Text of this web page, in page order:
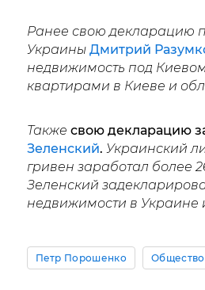
Ранее свою декларацию
Украины Дмитрий
недвижимость под
квартирами в Киеве и
Также свою декларацию
Зеленский. Украинский
гривен заработал более
Зеленский
недвижимости в Украине
Петр Порошенко Общество